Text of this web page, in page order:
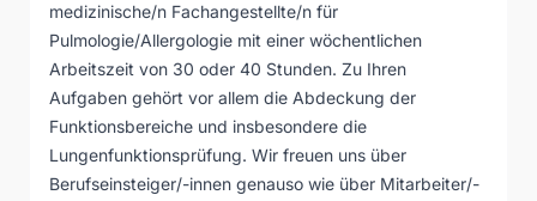
medizinische/n Fachangestellte/n für
Pulmologie/Allergologie mit einer wöchentlichen
Arbeitszeit von 30 oder 40 Stunden. Zu Ihren
Aufgaben gehört vor allem die Abdeckung der
Funktionsbereiche und insbesondere die
Lungenfunktionsprüfung. Wir freuen uns über
Berufseinsteiger/-innen genauso wie über Mitarbeiter/-